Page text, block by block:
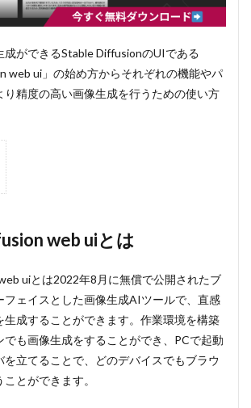
成ができるStable DiffusionのUIである
web ui」の始め方からそれぞれの機能やパ
り精度の高い画像生成を行うための使い方
web uiとは
uiとは2022年8月に無償で公開されたブ
フェイスとした画像生成AIツールで、直感
生成することができます。作業環境を構築
でも画像生成をすることができ、PCで起動
を立てることで、どのデバイスでもブラウ
とができます。